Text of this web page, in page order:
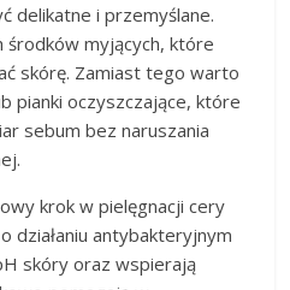
delikatne i przemyślane.
środków myjących, które
skórę. Zamiast tego warto
pianki oczyszczające, które
sebum bez naruszania
krok w pielęgnacji cery
działaniu antybakteryjnym
skóry oraz wspierają